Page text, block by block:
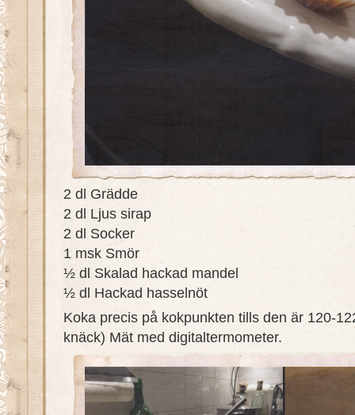
2 dl Grädde
2 dl Ljus sirap
2 dl Socker
1 msk Smör
½ dl Skalad hackad mandel
½ dl Hackad hasselnöt
Koka precis på kokpunkten tills den är 120-
knäck) Mät med digitaltermometer.